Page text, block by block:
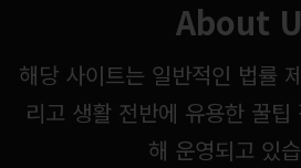
About
해당 사이트는 일반적인 법률
리고 생활 전반에 유용한 꿀팁
해 운영되고 있